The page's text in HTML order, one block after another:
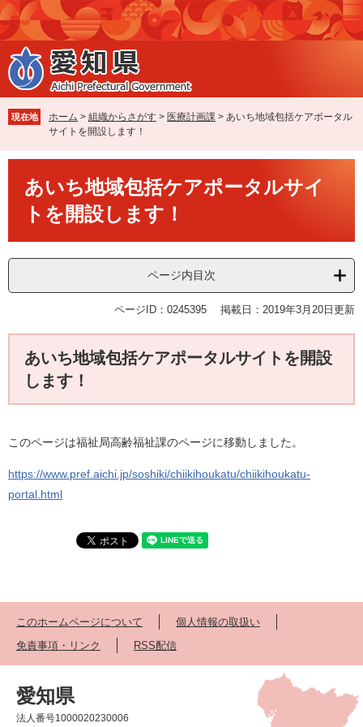
ペ
ー
ジ
の
先
で
す
メ
ニ
ュ
ー
を
ば
し
本
現在地 ホーム > 組織からさがす > 医療計画課 > あいち地域包括ケアポータル
サイトを開設します！
あいち地域包括ケアポータルサイ
トを開設します！
ページ内目次
ページID：0245395 掲載日：2019年3月20日更新
あいち地域包括ケアポータルサイトを開設
します！
このページは福祉局高齢福祉課のページに移動しました。
https://www.pref.aichi.jp/soshiki/chiikihoukatu/chiikihoukatu-
portal.html
このホームページについて
個人情報の取扱い
免責事項・リンク
RSS配信
愛知県
法人番号1000020230006